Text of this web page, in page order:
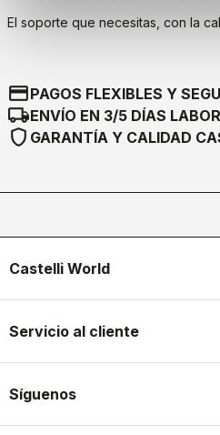
El soporte que necesitas, con la
credit_cardPAGOS FLEXIBLES Y
local_shippingENVÍO EN 3/5 DÍAS
shield GARANTÍA Y CALIDAD
Castelli World
Servicio al cliente
Síguenos